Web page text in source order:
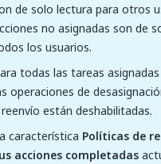
de solo lectura para otros
no asignadas son de
los usuarios.
todas las tareas
operaciones de
están deshabilitadas.
característica Políticas de
acciones completadas